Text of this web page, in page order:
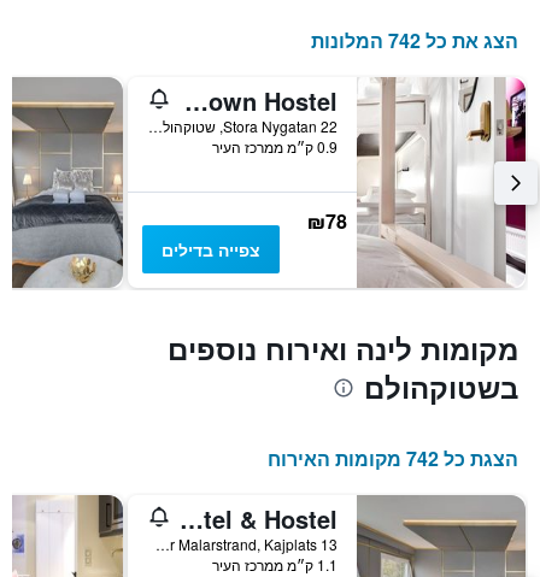
ציר
Y
המציג
את
מחיר
הממוצע
חדר
הצג את כל 742 המלונות
Ramilton Old Town Hostel
22 Stora Nygatan, שטוקהולם, מחוז סטוקהולם, שוודיה
0.9 ק״מ ממרכז העיר
₪78
צפייה בדילים
מקומות לינה ואירוח נוספים
בשטוקהולם
הצגת כל 742 מקומות האירוח
Rygerfjord Hotel & Hostel
Soder Malarstrand, Kajplats 13, שטוקהולם, מחוז סטוקהולם, שוודיה
1.1 ק״מ ממרכז העיר